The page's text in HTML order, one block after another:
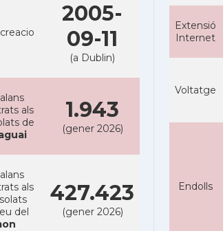
2005-
09-11
(a Dublin)
als
de
1.943
(gener 2026)
als
del
427.423
(gener 2026)
Extensió
Internet
Voltatge
Endolls